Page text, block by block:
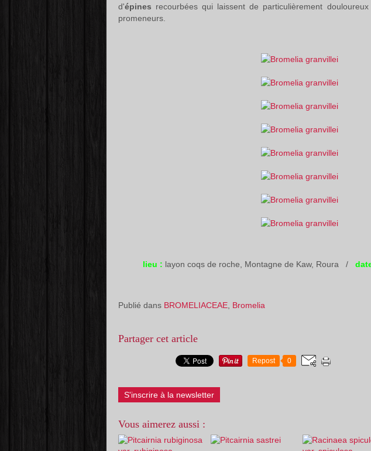
d'épines recourbées qui laissent de particulièrement
promeneurs.
lieu : layon coqs de roche, Montagne de Kaw, Roura /
Publié dans BROMELIACEAE Bromelia
Partager cet article
Repost 0
S'inscrire à la newsletter
Vous aimerez aussi :